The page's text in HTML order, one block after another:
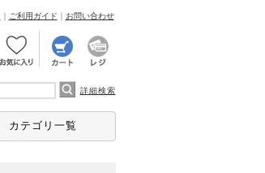
｜ ご利用ガイド ｜ お問い合わせ
詳細検索
カテゴリ一覧